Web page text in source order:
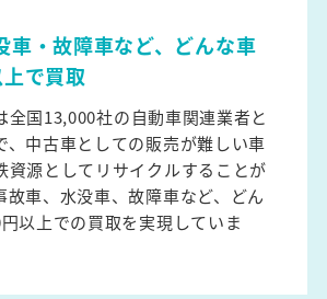
車・故障車など、どんな車
で買取
全国13,000社の自動車関連業者と
、中古車としての販売が難しい車
資源としてリサイクルすることが
故車、水没車、故障車など、どん
以上での買取を実現していま